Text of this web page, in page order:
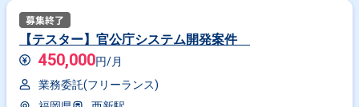
【テスター】官公庁システム開発案件
450,000円/月
業務委託(フリーランス)